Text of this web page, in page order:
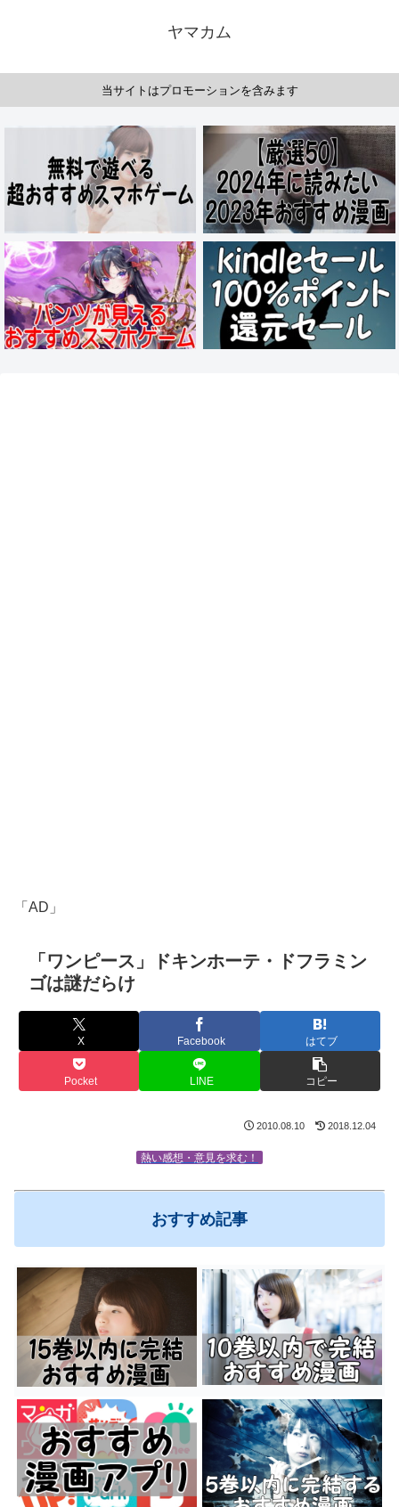
ヤマカム
当サイトはプロモーションを含みます
「AD」
「ワンピース」ドキンホーテ・ドフラミン
ゴは謎だらけ
X Facebook はてブ
Pocket LINE コピー
2010.08.10 2018.12.04
熱い感想・意見を求む！
おすすめ記事